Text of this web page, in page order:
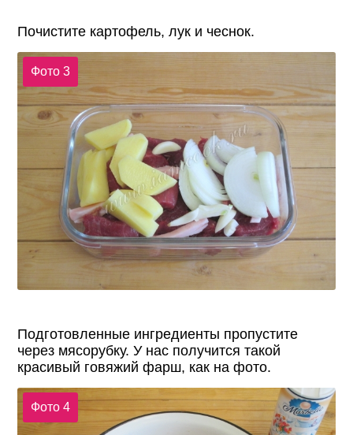
Почистите картофель, лук и чеснок.
Фото 3
Подготовленные ингредиенты пропустите
через мясорубку. У нас получится такой
красивый говяжий фарш, как на фото.
Фото 4